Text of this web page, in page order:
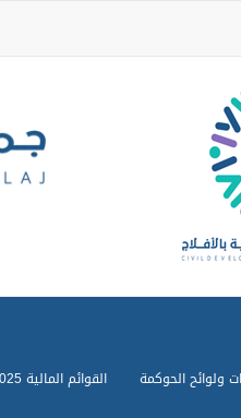
ولوائح الحوكمة القوائم المالية 2025